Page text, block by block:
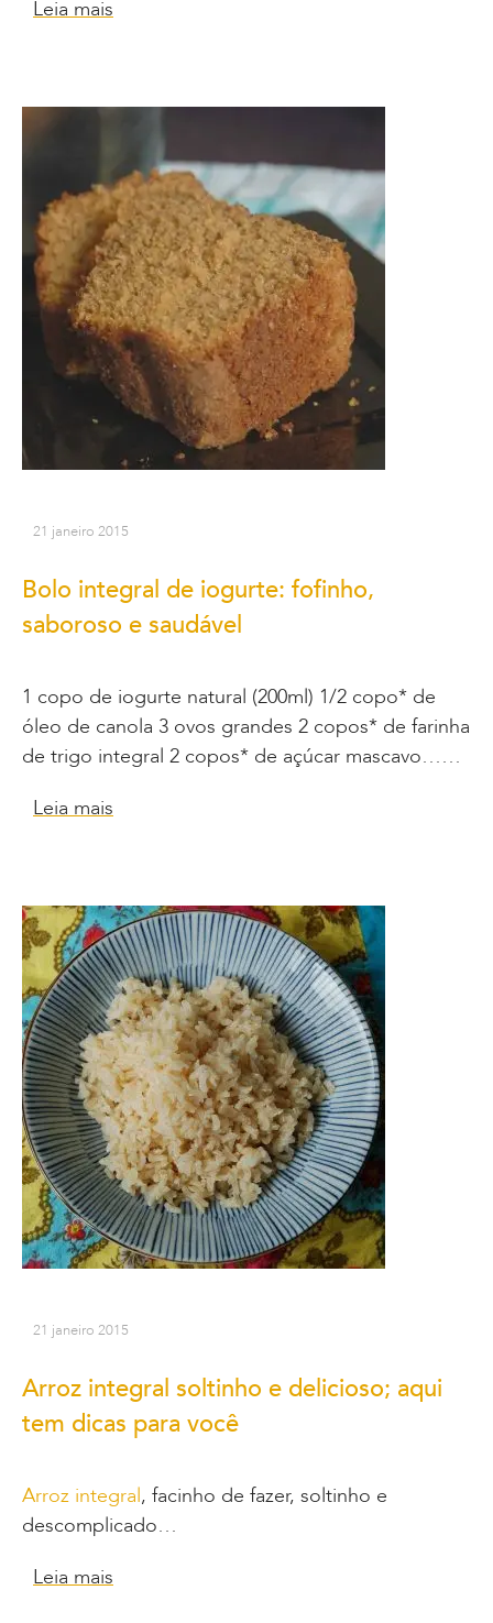
Leia mais
21 janeiro 2015
Bolo integral de iogurte: fofinho,
saboroso e saudável
1 copo de iogurte natural (200ml) 1/2 copo* de
óleo de canola 3 ovos grandes 2 copos* de farinha
de trigo integral 2 copos* de açúcar mascavo……
Leia mais
21 janeiro 2015
Arroz integral soltinho e delicioso; aqui
tem dicas para você
Arroz integral, facinho de fazer, soltinho e
descomplicado…
Leia mais